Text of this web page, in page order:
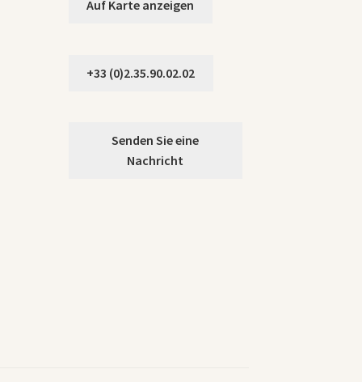
Auf Karte anzeigen
+33 (0)2.35.90.02.02
Senden Sie eine
Nachricht